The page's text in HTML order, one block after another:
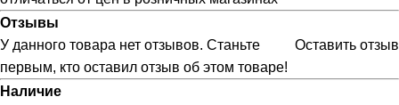
Отзывы
Оставить отзыв
У данного товара нет отзывов. Станьте
первым, кто оставил отзыв об этом товаре!
Наличие